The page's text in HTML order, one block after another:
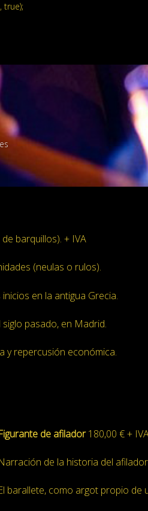
true);
barquillos). + IVA
(neulas o rulos).
en la antigua Grecia.
pasado, en Madrid.
y repercusión económica.
de afilador180,00 € +
de la historia del
barallete, como argot propio de